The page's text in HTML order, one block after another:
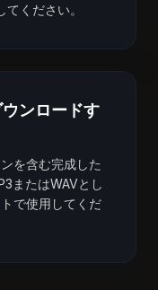
ください。
ンロードす
を含む完成した
またはWAVとし
で使用してくだ